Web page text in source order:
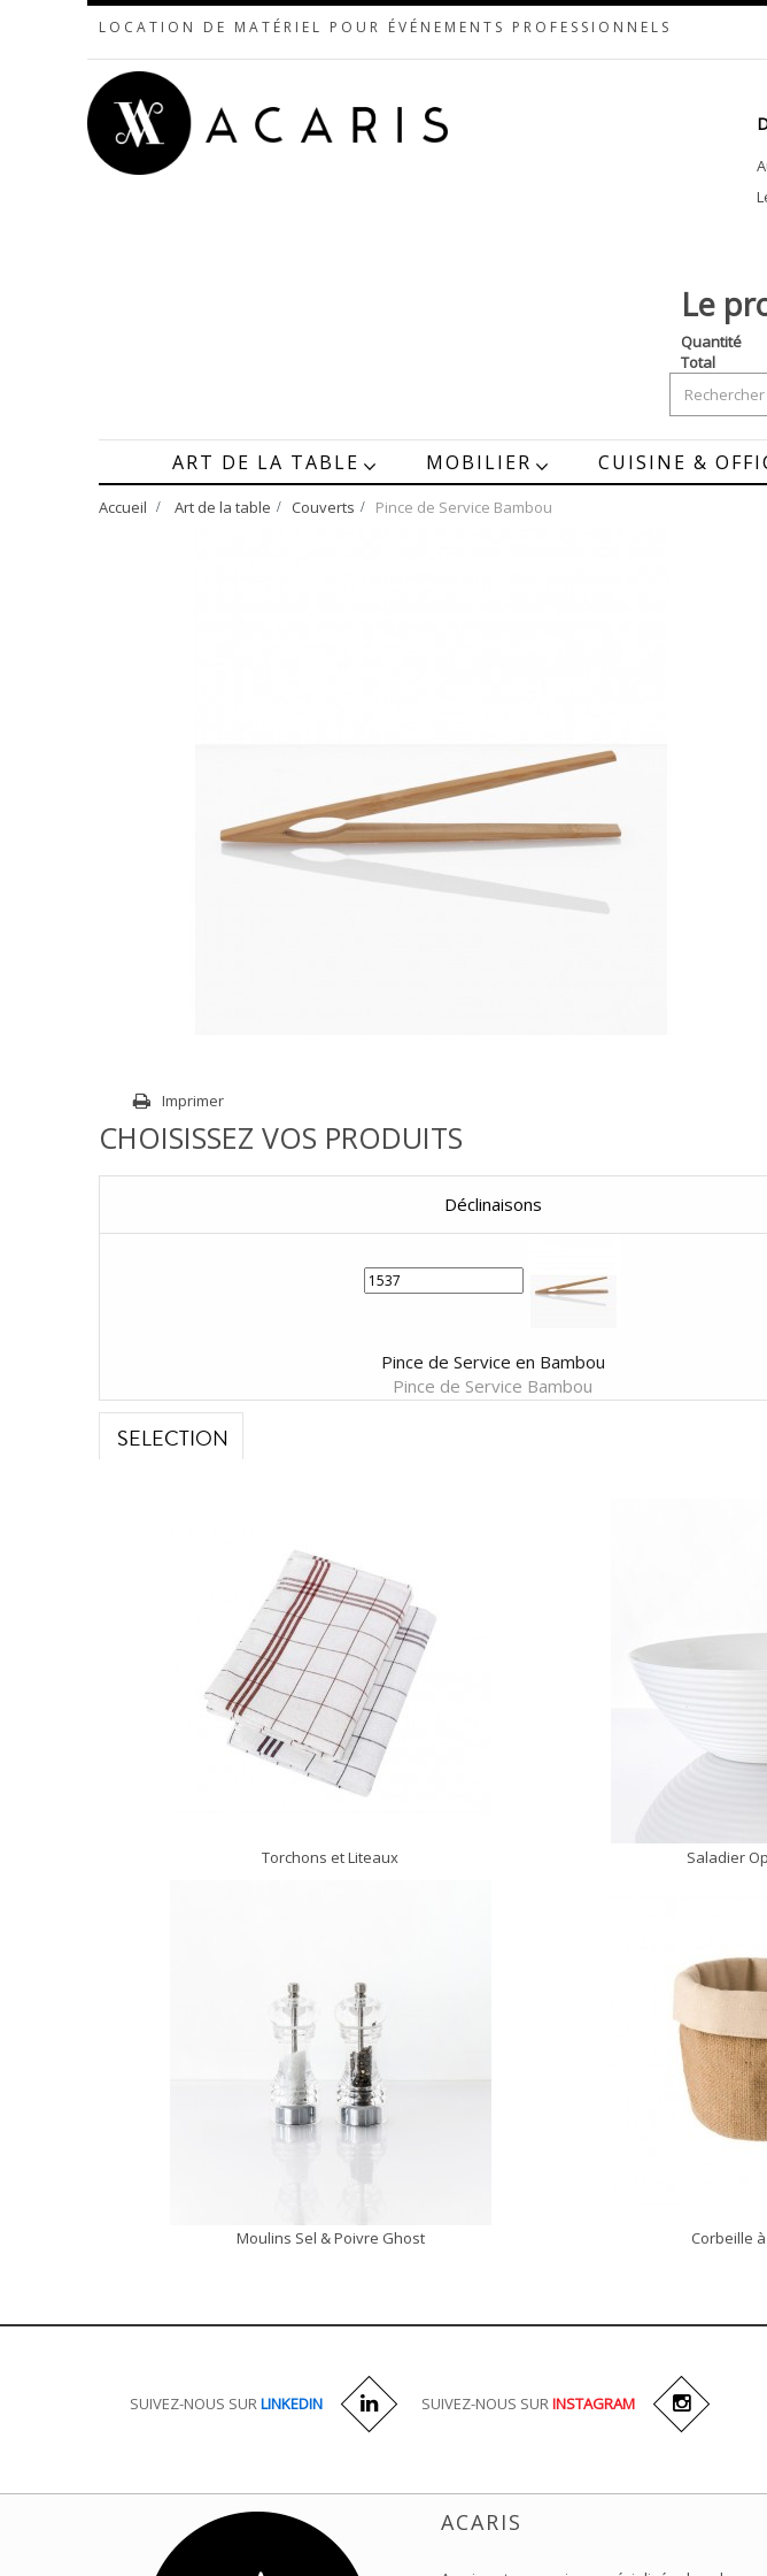
LOCATION DE MATÉRIEL POUR ÉVÉNEMENTS PROFESSIONNELS
Le
Quantité
Total
ART DE LA TABLE MOBILIER CUISINE &
Accueil > Art de la table > Couverts > Pince de Service Bambou
Imprimer
CHOISISSEZ VOS PRODUITS
Déclinaisons
Pince de Service en Bambou
Pince de Service Bambou
SELECTION
Torchons et Liteaux Saladier
Moulins Sel & Poivre Ghost Corbeille
SUIVEZ-NOUS SUR LINKEDIN SUIVEZ-NOUS SUR INSTAGRAM
ACARIS